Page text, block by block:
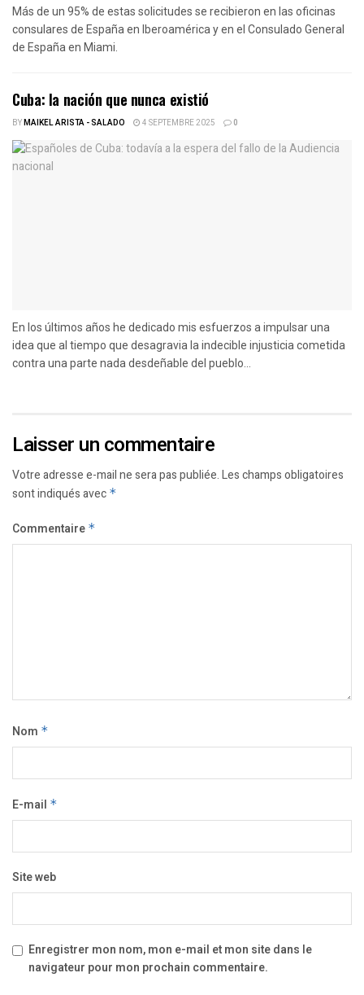
Más de un 95% de estas solicitudes se recibieron en las oficinas
consulares de España en Iberoamérica y en el Consulado General
de España en Miami.
Cuba: la nación que nunca existió
BYMAIKEL ARISTA - SALADO 4 SEPTEMBRE 2025 0
En los últimos años he dedicado mis esfuerzos a impulsar una
idea que al tiempo que desagravia la indecible injusticia cometida
contra una parte nada desdeñable del pueblo...
Laisser un commentaire
Votre adresse e-mail ne sera pas publiée.Les champs obligatoires
sont indiqués avec *
Commentaire *
Nom *
E-mail *
Site web
Enregistrer mon nom, mon e-mail et mon site dans le
navigateur pour mon prochain commentaire.